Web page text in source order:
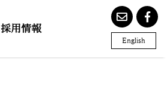
採用情報
English